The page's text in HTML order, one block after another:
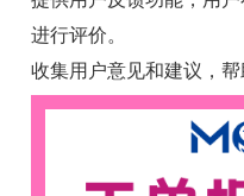
进行评价。
收集用户意见和建议，